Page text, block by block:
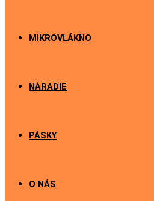
MIKROVLÁKNO
NÁRADIE
PÁSKY
O NÁS